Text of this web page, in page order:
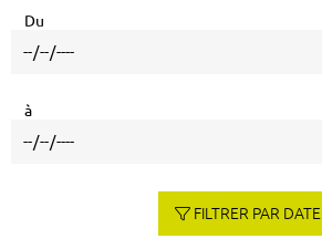
Du
à
FILTRER PAR DATE